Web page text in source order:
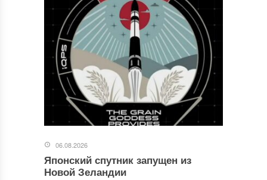
06.08.2026
Японский спутник запущен из
Новой Зеландии